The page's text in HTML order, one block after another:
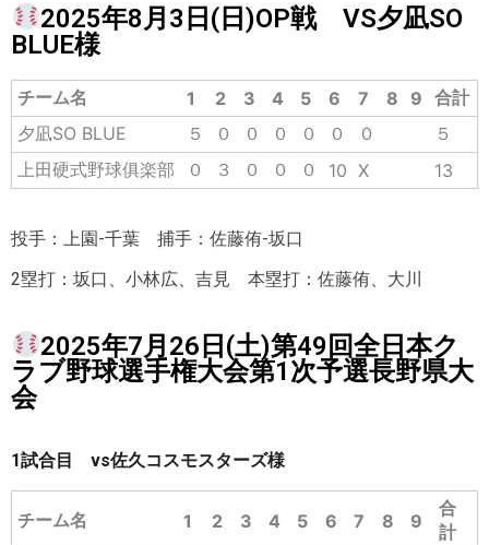
2025年8月3日(日)OP戦 VS夕凪SO
BLUE様
チーム名 1 2 3 4 5 6 7 8 9 合計
夕凪SO BLUE
５ ０ ０ ０ ０ ０ ０
５
上田硬式野球俱楽部
０ ３ ０ ０ ０ 10 X 13
投手：上園-千葉 捕手：佐藤侑-坂口
2塁打：坂口、小林広、吉見 本塁打：佐藤侑、大川
2025年7月26日(土)第49回全日本ク
ラブ野球選手権大会第1次予選長野県大
会
1試合目 vs佐久コスモスターズ様
チーム名 1 2 3 4 5 6 7 8 9
合
計